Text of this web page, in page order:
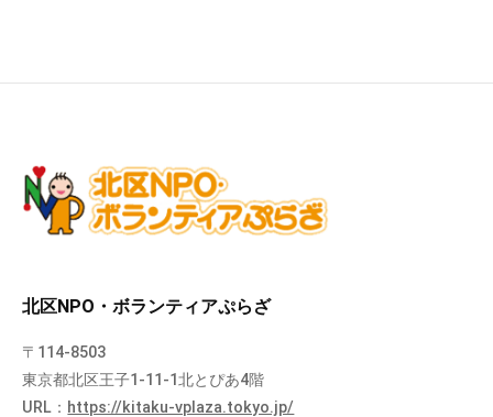
北区NPO・ボランティアぷらざ
〒114-8503
東京都北区王子1-11-1北とぴあ4階
URL： https://kitaku-vplaza.tokyo.jp/